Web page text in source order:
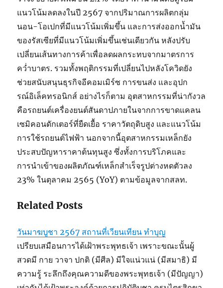
แนวโน้มลดลงในปี 2567 จากปริมาณการผลิตกลุ่ม
นอน-โอเปกที่มีแนวโน้มเพิ่มขึ้น และการส่งออกน้ำมัน
ของรัสเซียที่มีแนวโน้มเพิ่มขึ้นเช่นเดียวกัน หลังปรับ
เปลี่ยนเส้นทางการค้าเพื่อลดผลกระทบจากมาตรการ
คว่ำบาตร. รวมทั้งพฤติกรรมที่เปลี่ยนไปหลังโควิดยัง
ช่วยสนับสนุนธุรกิจอีคอมเมิร์ซ การขนส่ง และอุปก
รณ์อิเล็คทรอนิกส์ อย่างไรก็ตาม อุตสาหกรรมที่น่ากังวล
คือรถยนต์เครื่องยนต์สันดาปภายในจากการขาดแคลน
เซมิคอนดักเตอร์ที่ยืดเยื้อ ราคาวัตถุดิบสูง และแนวโน้ม
การใช้รถยนต์ไฟฟ้า นอกจากนี้อุตสาหกรรมเหล็กยัง
ประสบปัญหาราคาต้นทุนสูง ซึ่งทั้งการบริโภคและ
การนำเข้าของผลิตภัณฑ์เหล็กสำเร็จรูปต่างหดตัวลง
23% ในตุลาคม 2565 (YoY) ตามข้อมูลจากสลท.
Related Posts
วันมาฆบูชา 2567 สถานที่เวียนเทียน ทำบุญ
เปรียบเสมือนการได้เฝ้าพระพุทธเจ้า เพราะขณะนั้นผู้
สวดมี กาย วาจา ปกติ (มีศีล) มีใจแน่วแน่ (มีสมาธิ) มี
ความรู้ ระลึกถึงคุณความดีของพระพุทธเจ้า (มีปัญญา)